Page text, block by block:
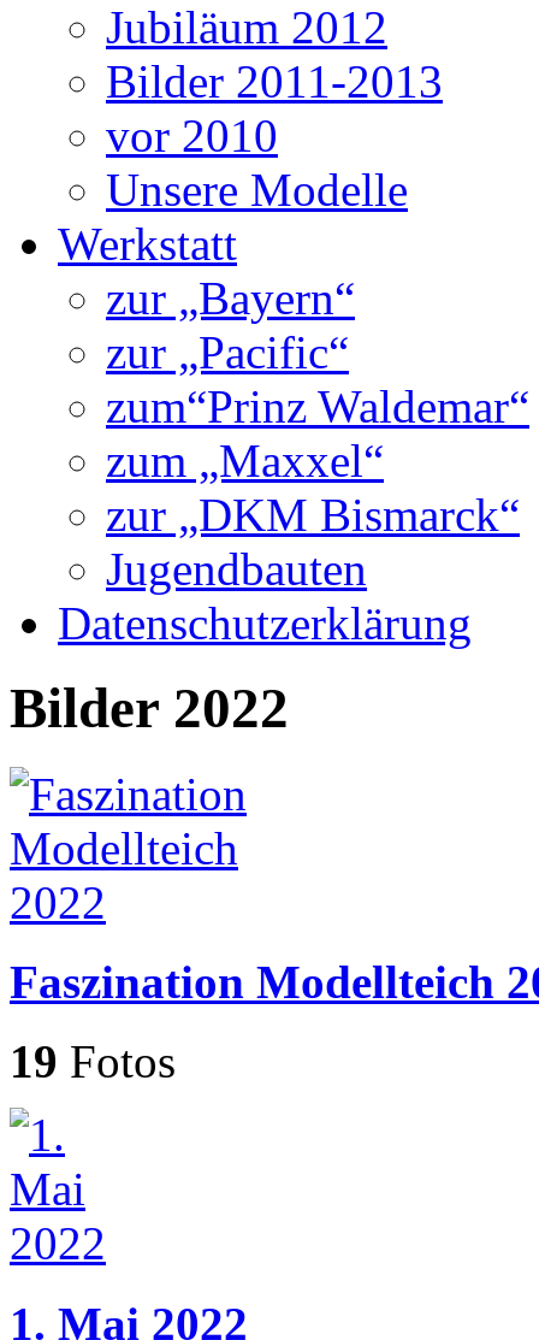
Jubiläum 2012
Bilder 2011-2013
vor 2010
Unsere Modelle
Werkstatt
zur „Bayern“
zur „Pacific“
zum“Prinz Waldemar“
zum „Maxxel“
zur „DKM Bismarck“
Jugendbauten
Datenschutzerklärung
Bilder 2022
Faszination Modellteich
19 Fotos
1. Mai 2022